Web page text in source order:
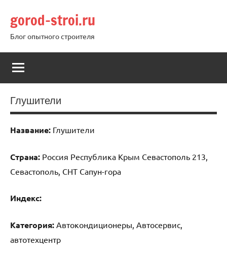
содержимому
gorod-stroi.ru
Блог опытного строителя
Глушители
Название: Глушители
Страна: Россия Республика Крым Севастополь 213,
Севастополь, СНТ Сапун-гора
Индекс:
Категория: Автокондиционеры, Автосервис,
автотехцентр